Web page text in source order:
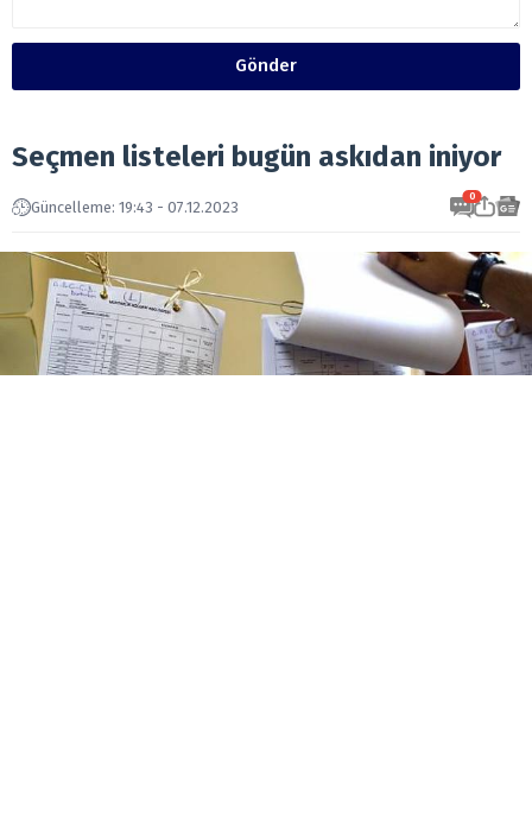
Gönder
Seçmen listeleri bugün askıdan iniyor
Güncelleme: 19:43 - 07.12.2023
0